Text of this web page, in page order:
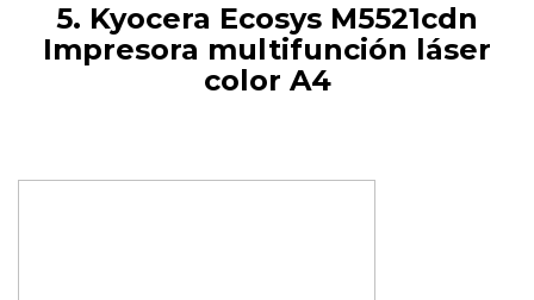
5. Kyocera Ecosys M5521cdn
Impresora multifunción láser
color A4